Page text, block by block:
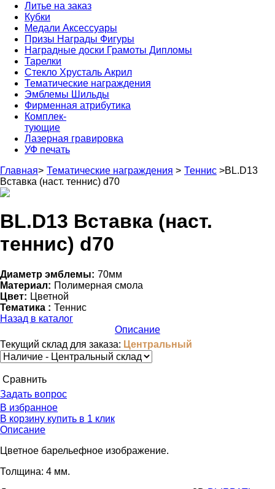
Литье на заказ
Кубки
Медали Аксессуары
Призы Награды Фигуры
Наградные доски Грамоты Дипломы
Тарелки
Стекло Хрусталь Акрил
Тематические награждения
Эмблемы Шильды
Фирменная атрибутика
Комплек-
тующие
Лазерная гравировка
УФ печать
Главная> Тематические награждения > Теннис >BL.D13
Вставка (наст. теннис) d70
BL.D13 Вставка (наст.
теннис) d70
Диаметр эмблемы: 70мм
Материал: Полимерная смола
Цвет: Цветной
Тематика : Теннис
Назад в каталог
Описание
Текущий склад для заказа: Центральный
Cравнить
Задать вопрос
В избранное
В корзину купить в 1 клик
Описание
Цветное барельефное изображение.
Толщина: 4 мм.